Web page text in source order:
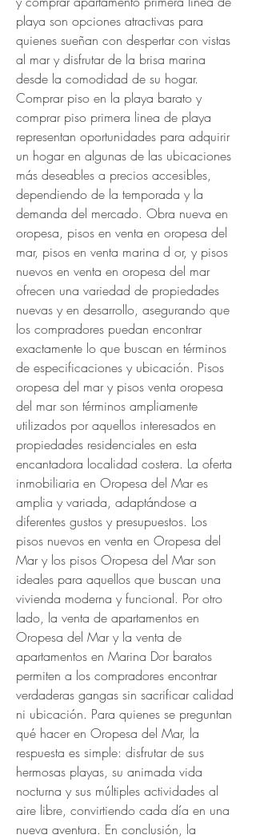
playa son opciones atractivas para
quienes sueñan con despertar con vistas
al mar y disfrutar de la brisa marina
desde la comodidad de su hogar.
Comprar piso en la playa barato y
comprar piso primera linea de playa
representan oportunidades para adquirir
un hogar en algunas de las ubicaciones
más deseables a precios accesibles,
dependiendo de la temporada y la
demanda del mercado. Obra nueva en
oropesa, pisos en venta en oropesa del
mar, pisos en venta marina d or, y pisos
nuevos en venta en oropesa del mar
ofrecen una variedad de propiedades
nuevas y en desarrollo, asegurando que
los compradores puedan encontrar
exactamente lo que buscan en términos
de especificaciones y ubicación. Pisos
oropesa del mar y pisos venta oropesa
del mar son términos ampliamente
utilizados por aquellos interesados en
propiedades residenciales en esta
encantadora localidad costera. La oferta
inmobiliaria en Oropesa del Mar es
amplia y variada, adaptándose a
diferentes gustos y presupuestos. Los
pisos nuevos en venta en Oropesa del
Mar y los pisos Oropesa del Mar son
ideales para aquellos que buscan una
vivienda moderna y funcional. Por otro
lado, la venta de apartamentos en
Oropesa del Mar y la venta de
apartamentos en Marina Dor baratos
permiten a los compradores encontrar
verdaderas gangas sin sacrificar calidad
ni ubicación. Para quienes se preguntan
qué hacer en Oropesa del Mar, la
respuesta es simple: disfrutar de sus
hermosas playas, su animada vida
nocturna y sus múltiples actividades al
aire libre, convirtiendo cada día en una
nueva aventura. En conclusión, la